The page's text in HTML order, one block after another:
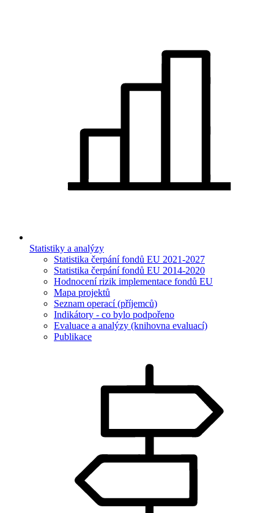
Statistiky a analýzy
Statistika čerpání fondů EU 2021-2027
Statistika čerpání fondů EU 2014-2020
Hodnocení rizik implementace fondů EU
Mapa projektů
Seznam operací (příjemců)
Indikátory - co bylo podpořeno
Evaluace a analýzy (knihovna evaluací)
Publikace